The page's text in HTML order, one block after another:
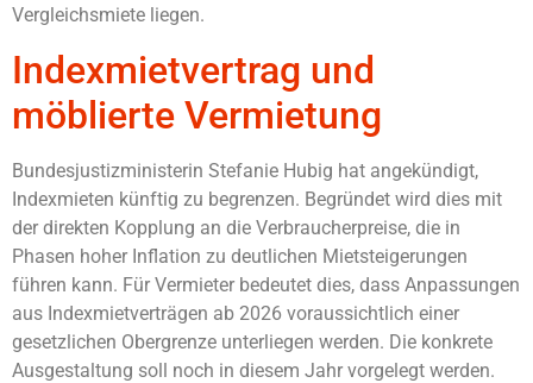
Vergleichsmiete liegen.
Indexmietvertrag und
möblierte Vermietung
Bundesjustizministerin Stefanie Hubig hat angekündigt,
Indexmieten künftig zu begrenzen. Begründet wird dies mit
der direkten Kopplung an die Verbraucherpreise, die in
Phasen hoher Inflation zu deutlichen Mietsteigerungen
führen kann. Für Vermieter bedeutet dies, dass Anpassungen
aus Indexmietverträgen ab 2026 voraussichtlich einer
gesetzlichen Obergrenze unterliegen werden. Die konkrete
Ausgestaltung soll noch in diesem Jahr vorgelegt werden.